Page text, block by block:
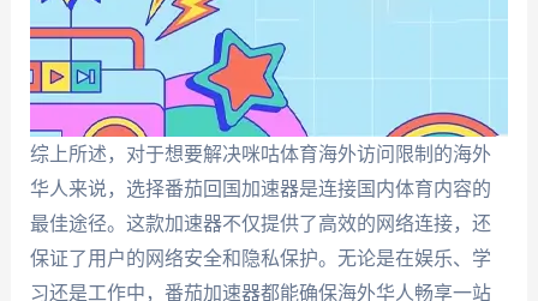
综上所述，对于想要解决咪咕体育海外访问限制的海外
华人来说，选择番茄回国加速器是连接国内体育内容的
最佳途径。这款加速器不仅提供了高效的网络连接，还
保证了用户的网络安全和隐私保护。无论是在娱乐、学
习还是工作中，番茄加速器都能确保海外华人畅享一站